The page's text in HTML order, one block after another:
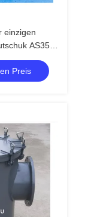
einzigen
AS350
mit
aus
Preis